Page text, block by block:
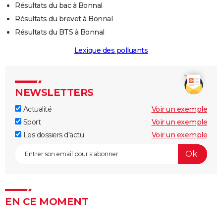
Résultats du bac à Bonnal
Résultats du brevet à Bonnal
Résultats du BTS à Bonnal
Lexique des polluants
NEWSLETTERS
Actualité
Voir un exemple
Sport
Voir un exemple
Les dossiers d'actu
Voir un exemple
EN CE MOMENT